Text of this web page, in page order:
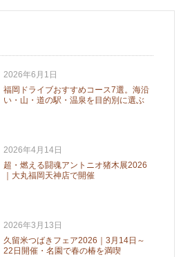
2026年6月1日
福岡ドライブおすすめコース7選。海沿
い・山・道の駅・温泉を目的別に選ぶ
2026年4月14日
超・燃える闘魂アントニオ猪木展2026
｜大丸福岡天神店で開催
2026年3月13日
久留米つばきフェア2026｜3月14日～
22日開催・名園で春の椿を満喫